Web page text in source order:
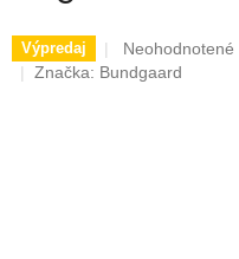
Výpredaj
Priemerné
hodnotenie
Neohodnotené
Značka: Bundgaard